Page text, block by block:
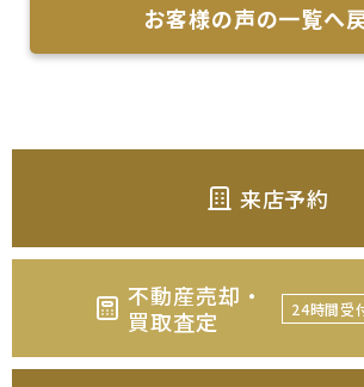
お客様の声の一覧へ
来店予約
不動産売却・
買取査定
24時間受